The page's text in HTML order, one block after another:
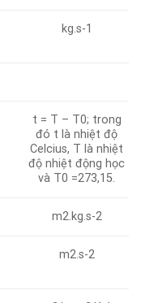
kg.s-1
t = T – T0; trong
đó t là nhiệt độ
Celcius, T là nhiệt
độ nhiệt động học
và T0 =273,15.
m2.kg.s-2
m2.s-2